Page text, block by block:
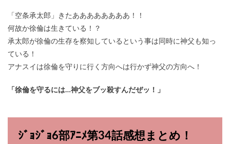
「空条承太郎」きたああああああああ！！
何故か徐倫は生きている！？
承太郎が徐倫の生存を察知しているという事は同時に神父も知っ
ている！
アナスイは徐倫を守りに行く方向へは行かず神父の方向へ！
「徐倫を守るには…神父をブッ殺すんだぜッ！」
ｼﾞｮｼﾞｮ6部ｱﾆﾒ第34話感想まとめ！